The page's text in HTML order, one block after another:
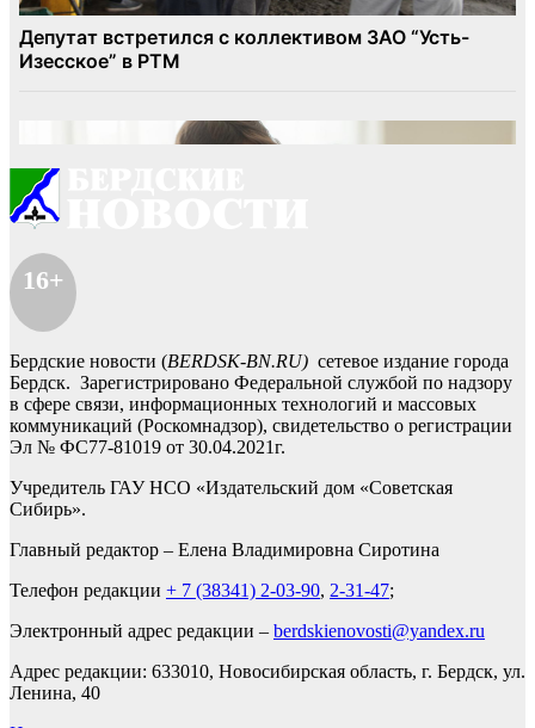
16+
Бердские новости (BERDSK-BN.RU) сетевое издание города
Бердск. Зарегистрировано Федеральной службой по надзору
в сфере связи, информационных технологий и массовых
коммуникаций (Роскомнадзор), свидетельство о регистрации
Эл № ФС77-81019 от 30.04.2021г.
Учредитель ГАУ НСО «Издательский дом «Советская
Сибирь».
Главный редактор – Елена Владимировна Сиротина
Телефон редакции + 7 (38341) 2-03-90, 2-31-47;
Электронный адрес редакции – berdskienovosti@yandex.ru
Адрес редакции: 633010, Новосибирская область, г. Бердск, ул.
Ленина, 40